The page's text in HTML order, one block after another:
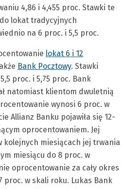
4,86 i 4,455 proc. Stawki te
lokat tradycyjnych
na 6 proc. i 5,5 proc.
lokat 6 i 12
Bank Pocztowy. Stawki
proc. i 5,75 proc. Bank
natomiast klientom dwuletnią
wynosi 6 proc. w
Allianz Banku pojawiła się 12-
oprocentowaniem. Jej
kolejnych miesiącach jej trwania
miesiącu do 8 proc. w
oprocentowanie za cały okres
proc. w skali roku. Lukas Bank